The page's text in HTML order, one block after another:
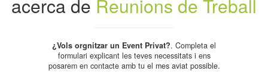
acerca de Reunions de Treball
¿Vols orgnitzar un Event Privat?. Completa el
formulari explicant les teves necessitats i ens
posarem en contacte amb tu el mes aviat possible.